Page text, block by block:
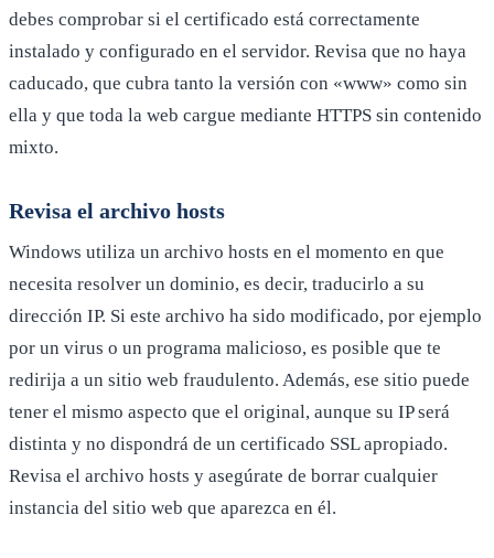
debes comprobar si el certificado está correctamente
instalado y configurado en el servidor. Revisa que no haya
caducado, que cubra tanto la versión con «www» como sin
ella y que toda la web cargue mediante HTTPS sin contenido
mixto.
Revisa el archivo hosts
Windows utiliza un archivo hosts en el momento en que
necesita resolver un dominio, es decir, traducirlo a su
dirección IP. Si este archivo ha sido modificado, por ejemplo
por un virus o un programa malicioso, es posible que te
redirija a un sitio web fraudulento. Además, ese sitio puede
tener el mismo aspecto que el original, aunque su IP será
distinta y no dispondrá de un certificado SSL apropiado.
Revisa el archivo hosts y asegúrate de borrar cualquier
instancia del sitio web que aparezca en él.